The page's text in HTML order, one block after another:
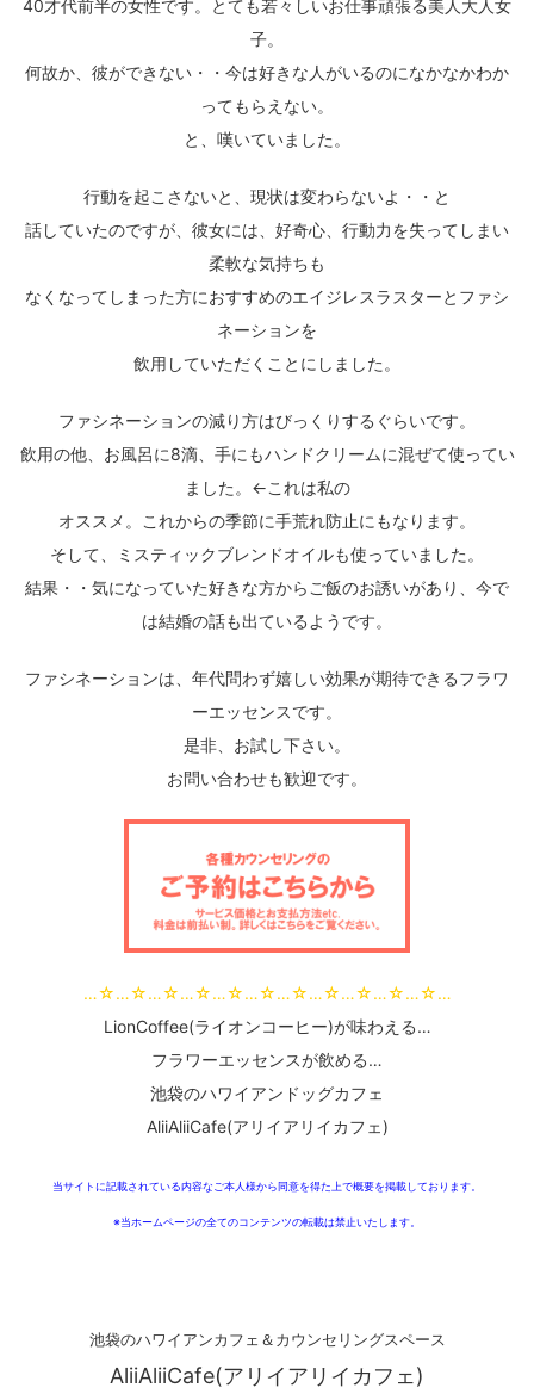
40才代前半の女性です。とても若々しいお仕事頑張る美人大人女
子。
何故か、彼ができない・・今は好きな人がいるのになかなかわか
ってもらえない。
と、嘆いていました。
行動を起こさないと、現状は変わらないよ・・と
話していたのですが、彼女には、好奇心、行動力を失ってしまい
柔軟な気持ちも
なくなってしまった方におすすめのエイジレスラスターとファシ
ネーションを
飲用していただくことにしました。
ファシネーションの減り方はびっくりするぐらいです。
飲用の他、お風呂に8滴、手にもハンドクリームに混ぜて使ってい
ました。←これは私の
オススメ。これからの季節に手荒れ防止にもなります。
そして、ミスティックブレンドオイルも使っていました。
結果・・気になっていた好きな方からご飯のお誘いがあり、今で
は結婚の話も出ているようです。
ファシネーションは、年代問わず嬉しい効果が期待できるフラワ
ーエッセンスです。
是非、お試し下さい。
お問い合わせも歓迎です。
…☆…☆…☆…☆…☆…☆…☆…☆…☆…☆…☆…
LionCoffee(ライオンコーヒー)が味わえる…
フラワーエッセンスが飲める…
池袋のハワイアンドッグカフェ
AliiAliiCafe(アリイアリイカフェ)
当サイトに記載されている内容なご本人様から同意を得た上で概要を掲載しております。
※当ホームページの全てのコンテンツの転載は禁止いたします。
池袋のハワイアンカフェ＆カウンセリングスペース
AliiAliiCafe(アリイアリイカフェ)